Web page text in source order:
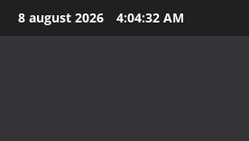
Skip
to
8 august 2026 4:04:33 AM